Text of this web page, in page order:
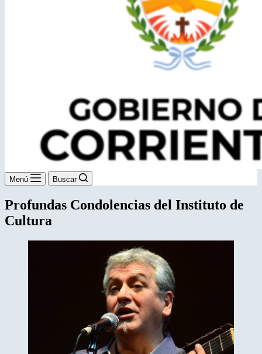
Menú Buscar
Profundas Condolencias del Instituto de
Cultura